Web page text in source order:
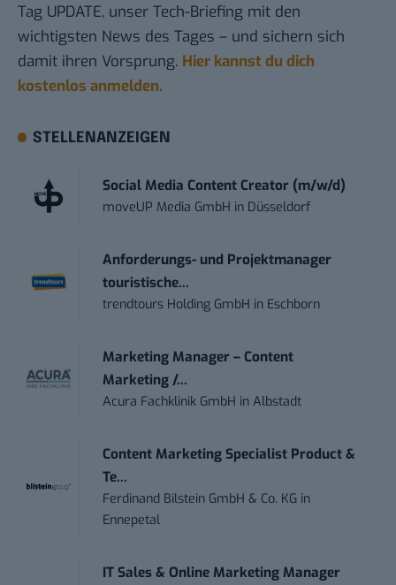
Tag UPDATE, unser Tech-Briefing mit den
wichtigsten News des Tages – und sichern sich
damit ihren Vorsprung. Hier kannst du dich
kostenlos anmelden.
STELLENANZEIGEN
Social Media Content Creator (m/w/d)
moveUP Media GmbH in Düsseldorf
Anforderungs- und Projektmanager
touristische...
trendtours Holding GmbH in Eschborn
Marketing Manager – Content
Marketing /...
Acura Fachklinik GmbH inAlbstadt
Content Marketing Specialist Product &
Te...
Ferdinand Bilstein GmbH & Co. KG in
Ennepetal
IT Sales & Online Marketing Manager